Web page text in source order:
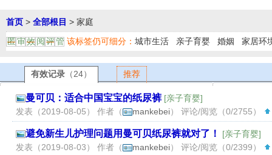
首页 > 全部根目 > 家庭
匿 审 效 阅 评 管 该标签仍可细分： 城市生活 亲子育婴 婚姻 家居环
有效记录 （24） 推荐
曼可贝：适合中国宝宝的纸尿裤 [亲子育婴]
发表（2019-08-05） 作者（
mankebei） 评论/阅览（0/2755）
避免新生儿护理问题用曼可贝纸尿裤就对了！ [亲子育婴]
发表（2019-08-03） 作者（
mankebei） 评论/阅览（0/2399）